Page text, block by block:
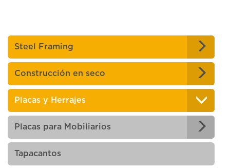
Steel Framing
Construcción en seco
Placas y Herrajes
Placas para Mobiliarios
Tapacantos